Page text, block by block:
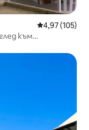
Средна
4,97 (105)
към